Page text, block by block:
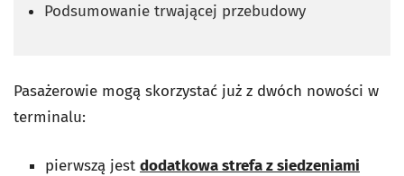
Podsumowanie trwającej przebudowy
Pasażerowie mogą skorzystać już z dwóch nowości w
terminalu:
pierwszą jest dodatkowa strefa z siedzeniami